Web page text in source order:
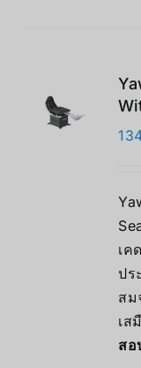
เค
ปร
สม
เส
สอ